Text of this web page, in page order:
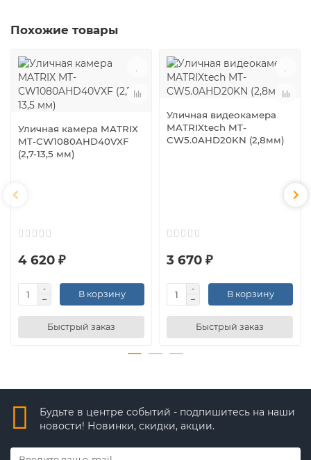
Похожие товары
Уличная камера MATRIX
MT-CW1080AHD40VXF
(2,7-13,5 мм)
4 620 ₽
В корзину
Быстрый заказ
Уличная видеокамера
MATRIXtech MT-
CW5.0AHD20KN (2,8мм)
3 670 ₽
В корзину
Быстрый заказ
Будьте в центре событий - подпишитесь на наши
новости! Новинки, скидки, акции.